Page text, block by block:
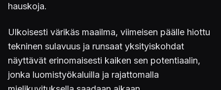
hauskoja.
Ulkoisesti värikäs maailma, viimeisen päälle hiottu
tekninen sulavuus ja runsaat yksityiskohdat
näyttävät erinomaisesti kaiken sen potentiaalin,
jonka luomistyökaluilla ja rajattomalla